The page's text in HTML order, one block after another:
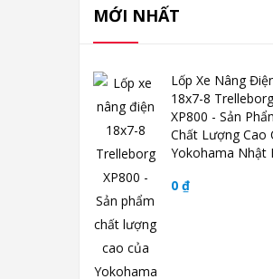
MỚI NHẤT
Lốp Xe Nâng
18x7-8
XP800 - Sản
Chất Lượng Cao
Yokohama Nhật
0 ₫